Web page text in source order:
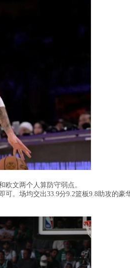
欧文两个人算防守弱点。
。场均交出33.9分9.2篮板9.8助攻的豪